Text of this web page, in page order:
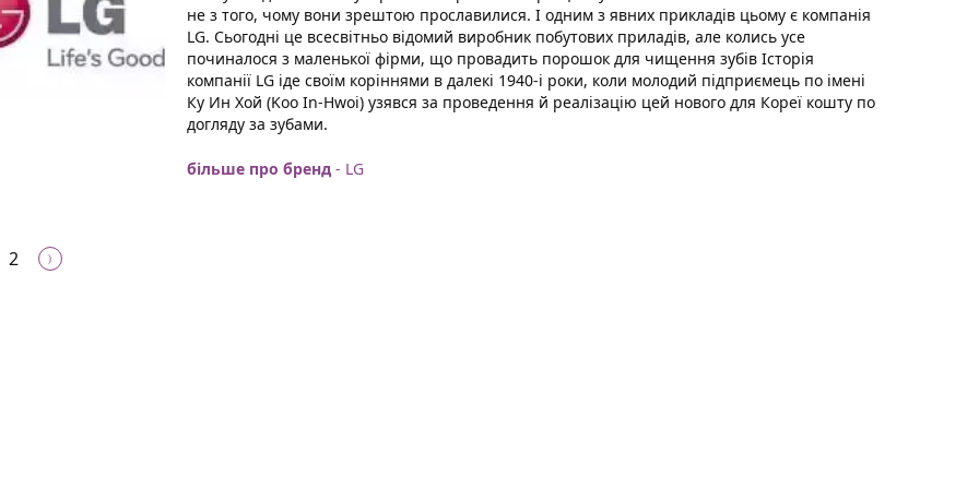
не з того, чому вони зрештою прославилися. І одним з явних прикладів цьому є компанія
LG. Сьогодні це всесвітньо відомий виробник побутових приладів, але колись усе
починалося з маленької фірми, що провадить порошок для чищення зубів Історія
компанії LG іде своїм коріннями в далекі 1940-і роки, коли молодий підприємець по імені
Ку Ин Хой (Koo In-Hwoi) узявся за проведення й реалізацію цей нового для Кореї кошту по
догляду за зубами.
більше про бренд- LG
2